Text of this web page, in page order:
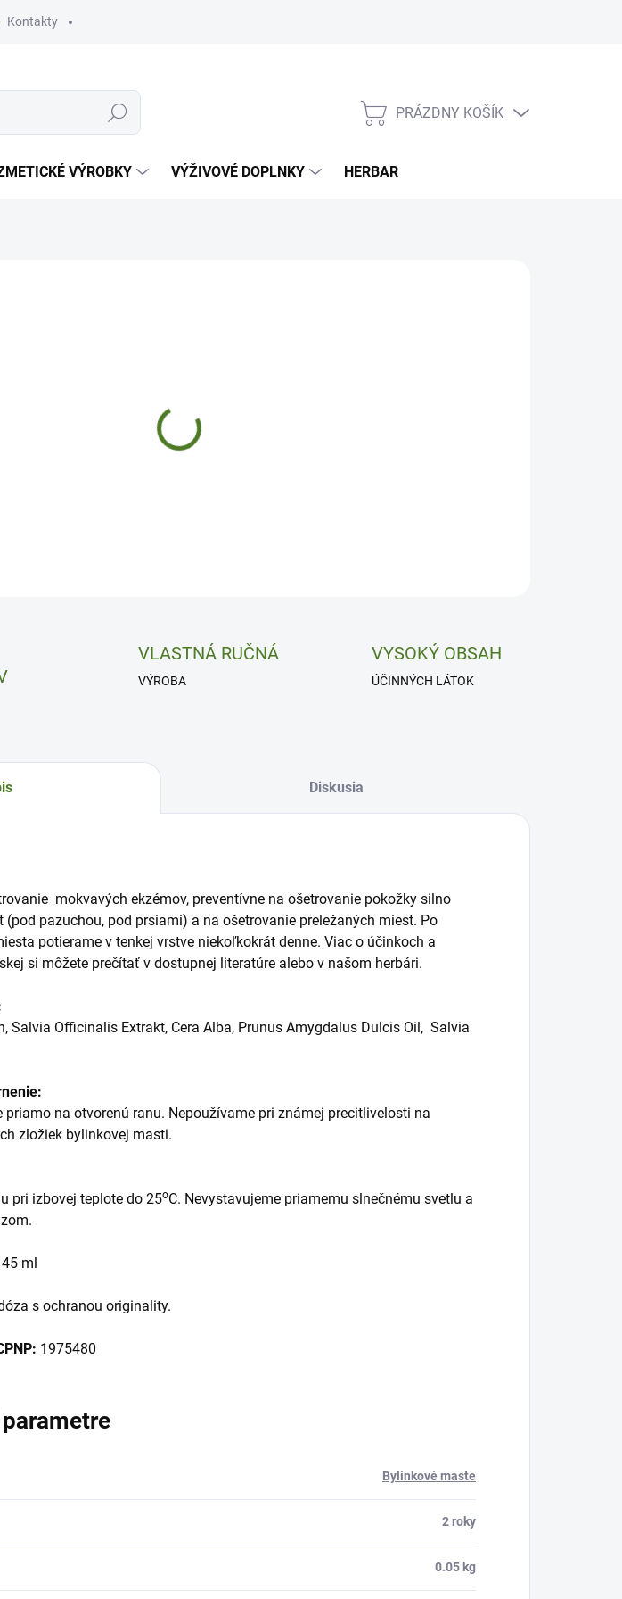
Kontakty
Hľadať
NÁKUPNÝ
PRÁZDNY KOŠÍK
VÝROBKY VÝŽIVOVÉ DOPLNKY HERBAR
VLASTNÁ RUČNÁ
VÝROBA
VYSOKÝ OBSAH
ÚČINNÝCH LÁTOK
Diskusia
mokvavých ekzémov, preventívne na ošetrovanie pokožky silno
(pod pazuchou, pod prsiami) a na ošetrovanie preležaných miest. Po
potierame v tenkej vrstve niekoľkokrát denne. Viac o účinkoch a
si môžete prečítať v dostupnej literatúre alebo v našom herbári.
Salvia Officinalis Extrakt, Cera Alba, Prunus Amygdalus Dulcis Oil, Salvia
priamo na otvorenú ranu. Nepoužívame pri známej precitlivelosti na
zložiek bylinkovej masti.
pri izbovej teplote do 25oC. Nevystavujeme priamemu slnečnému svetlu a
45 ml
s ochranou originality.
1975480
Bylinkové maste
2 roky
0.05 kg